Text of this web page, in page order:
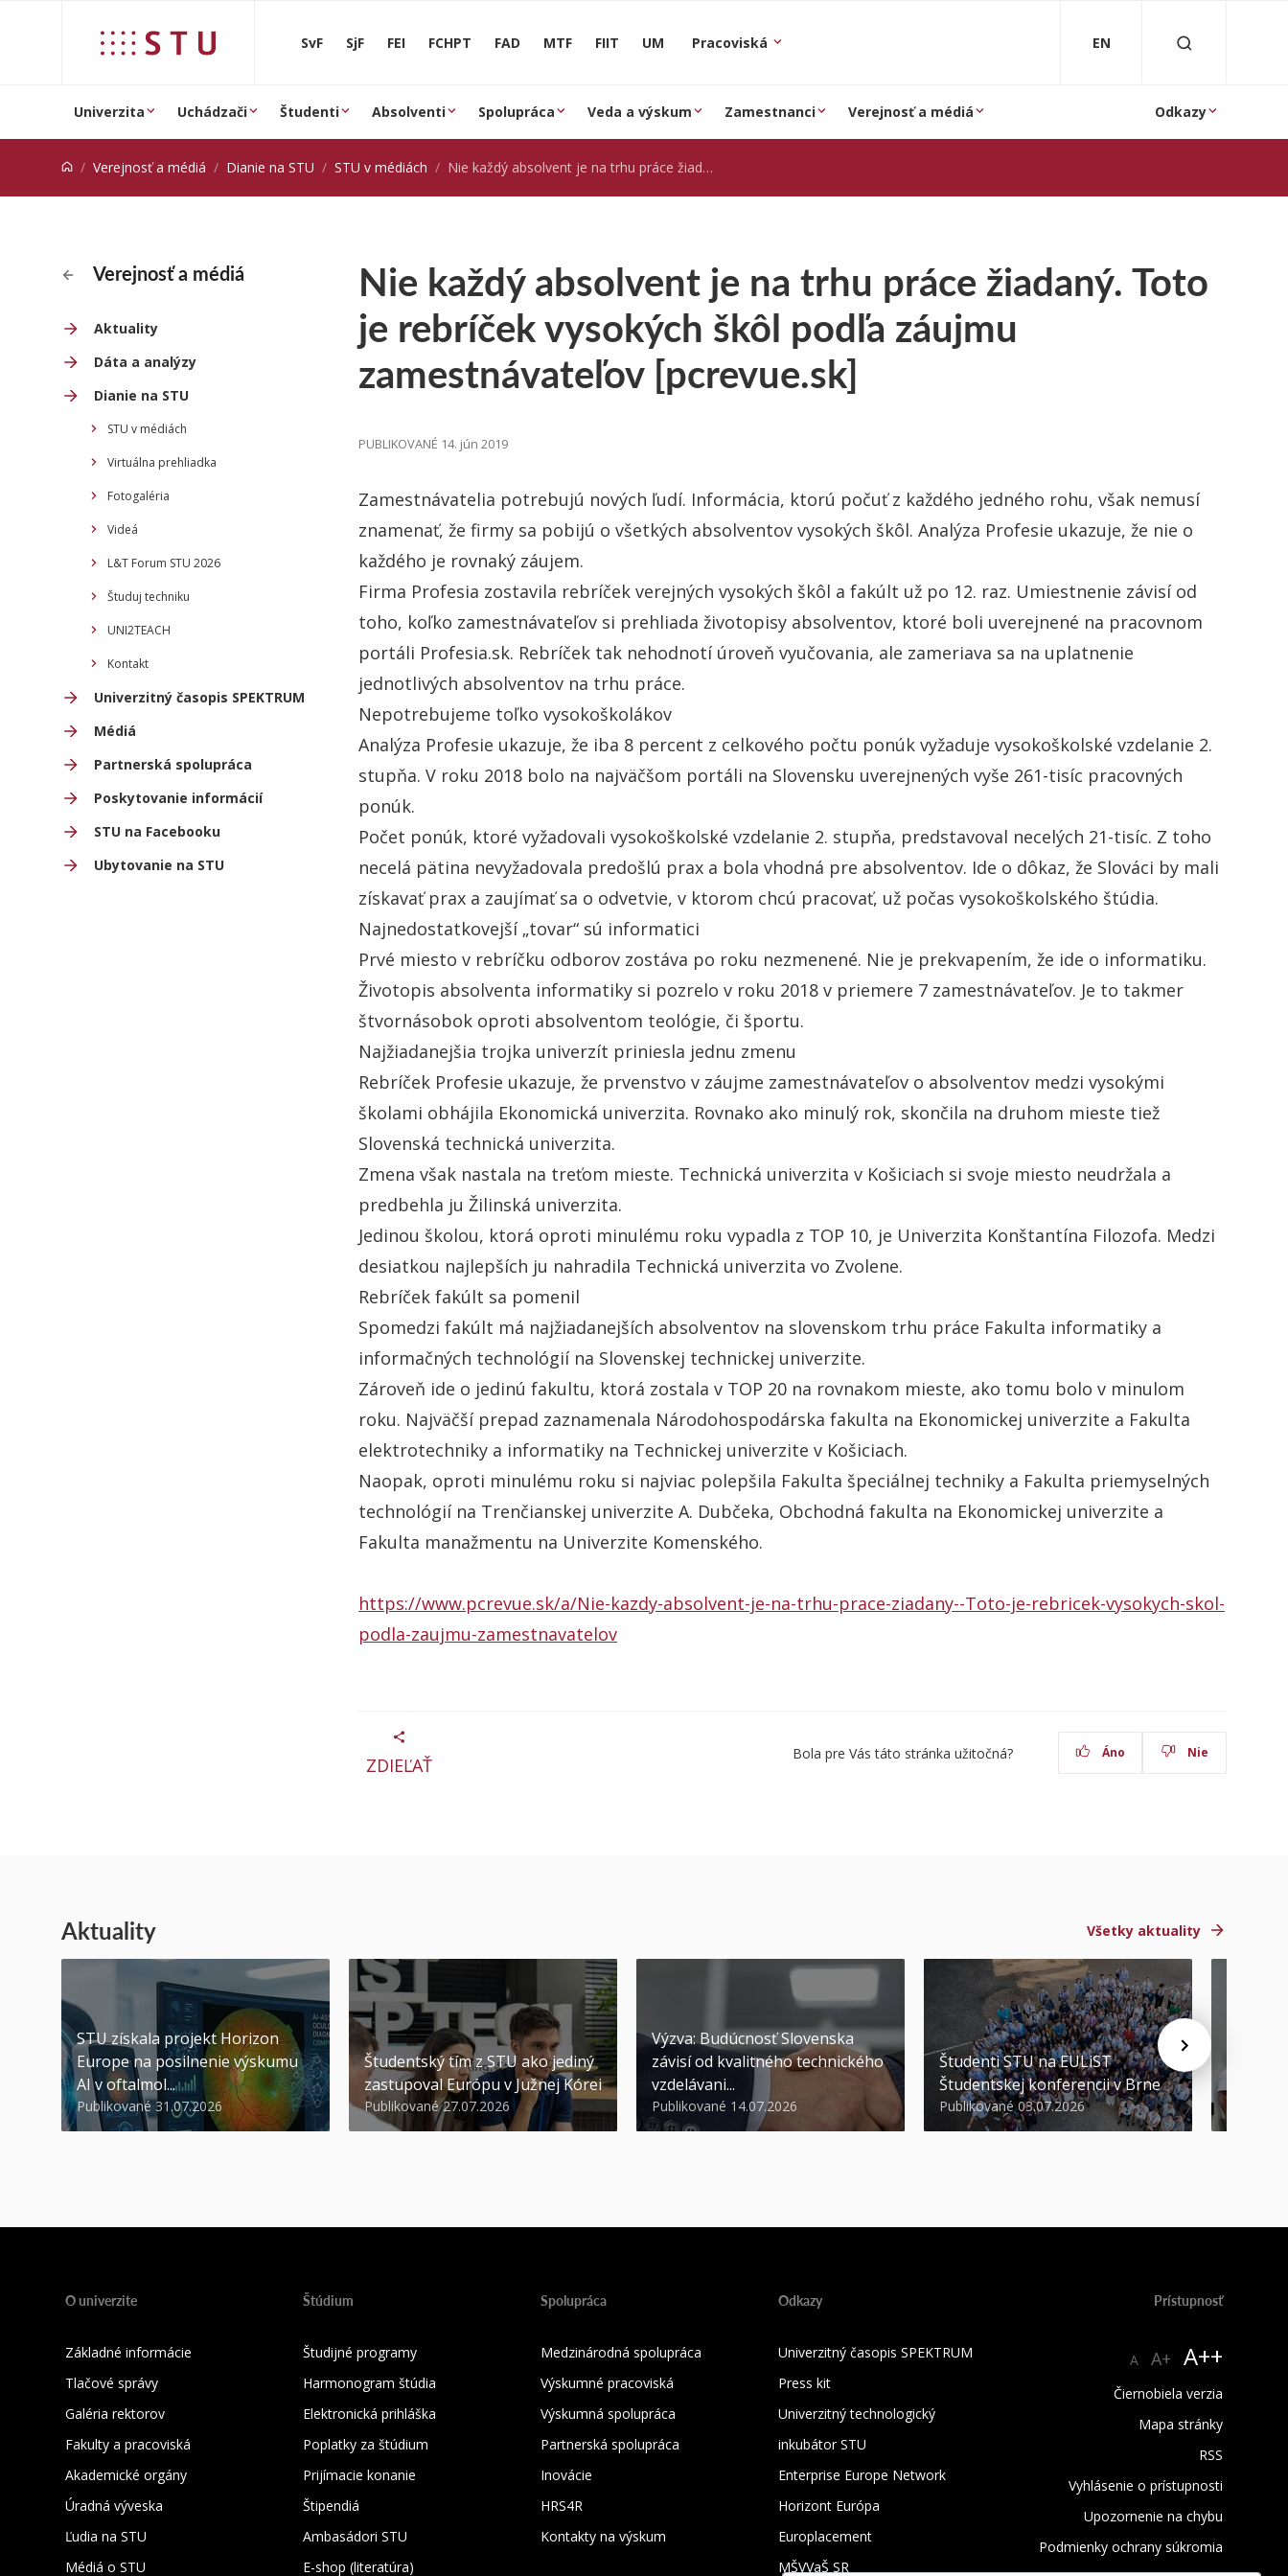
SvF SjF FEI FCHPT FAD MTF FIIT UM Pracoviská EN
Univerzita Uchádzači Študenti Absolventi Spolupráca Veda a výskum Zamestnanci Verejnosť a médiá Odkazy
Verejnosť a médiá Dianie na STU STU v médiách Nie každý absolvent je na trhu práce žiadaný. Toto je rebríček vysokých škôl podľa záujmu zamestnávateľov [pcrevue.sk]
Verejnosť a médiá
Aktuality
Dáta a analýzy
Dianie na STU
STU v médiách
Virtuálna prehliadka
Fotogaléria
Videá
L&T Forum STU 2026
Študuj techniku
UNI2TEACH
Kontakt
Univerzitný časopis SPEKTRUM
Médiá
Partnerská spolupráca
Poskytovanie informácií
STU na Facebooku
Ubytovanie na STU
Nie každý absolvent je na trhu práce žiadaný. Toto
je rebríček vysokých škôl podľa záujmu
zamestnávateľov [pcrevue.sk]
PUBLIKOVANÉ 14. jún 2019
Zamestnávatelia potrebujú nových ľudí. Informácia, ktorú počuť z každého jedného rohu, však nemusí
znamenať, že firmy sa pobijú o všetkých absolventov vysokých škôl. Analýza Profesie ukazuje, že nie o
každého je rovnaký záujem.
Firma Profesia zostavila rebríček verejných vysokých škôl a fakúlt už po 12. raz. Umiestnenie závisí od
toho, koľko zamestnávateľov si prehliada životopisy absolventov, ktoré boli uverejnené na pracovnom
portáli Profesia.sk. Rebríček tak nehodnotí úroveň vyučovania, ale zameriava sa na uplatnenie
jednotlivých absolventov na trhu práce.
Nepotrebujeme toľko vysokoškolákov
Analýza Profesie ukazuje, že iba 8 percent z celkového počtu ponúk vyžaduje vysokoškolské vzdelanie 2.
stupňa. V roku 2018 bolo na najväčšom portáli na Slovensku uverejnených vyše 261-tisíc pracovných
ponúk.
Počet ponúk, ktoré vyžadovali vysokoškolské vzdelanie 2. stupňa, predstavoval necelých 21-tisíc. Z toho
necelá pätina nevyžadovala predošlú prax a bola vhodná pre absolventov. Ide o dôkaz, že Slováci by mali
získavať prax a zaujímať sa o odvetvie, v ktorom chcú pracovať, už počas vysokoškolského štúdia.
Najnedostatkovejší „tovar“ sú informatici
Prvé miesto v rebríčku odborov zostáva po roku nezmenené. Nie je prekvapením, že ide o informatiku.
Životopis absolventa informatiky si pozrelo v roku 2018 v priemere 7 zamestnávateľov. Je to takmer
štvornásobok oproti absolventom teológie, či športu.
Najžiadanejšia trojka univerzít priniesla jednu zmenu
Rebríček Profesie ukazuje, že prvenstvo v záujme zamestnávateľov o absolventov medzi vysokými
školami obhájila Ekonomická univerzita. Rovnako ako minulý rok, skončila na druhom mieste tiež
Slovenská technická univerzita.
Zmena však nastala na treťom mieste. Technická univerzita v Košiciach si svoje miesto neudržala a
predbehla ju Žilinská univerzita.
Jedinou školou, ktorá oproti minulému roku vypadla z TOP 10, je Univerzita Konštantína Filozofa. Medzi
desiatkou najlepších ju nahradila Technická univerzita vo Zvolene.
Rebríček fakúlt sa pomenil
Spomedzi fakúlt má najžiadanejších absolventov na slovenskom trhu práce Fakulta informatiky a
informačných technológií na Slovenskej technickej univerzite.
Zároveň ide o jedinú fakultu, ktorá zostala v TOP 20 na rovnakom mieste, ako tomu bolo v minulom
roku. Najväčší prepad zaznamenala Národohospodárska fakulta na Ekonomickej univerzite a Fakulta
elektrotechniky a informatiky na Technickej univerzite v Košiciach.
Naopak, oproti minulému roku si najviac polepšila Fakulta špeciálnej techniky a Fakulta priemyselných
technológií na Trenčianskej univerzite A. Dubčeka, Obchodná fakulta na Ekonomickej univerzite a
Fakulta manažmentu na Univerzite Komenského.
https://www.pcrevue.sk/a/Nie-kazdy-absolvent-je-na-trhu-prace-ziadany--Toto-je-rebricek-vysokych-skol-
podla-zaujmu-zamestnavatelov
ZDIEĽAŤ
Bola pre Vás táto stránka užitočná? Áno Nie
Aktuality Všetky aktuality
STU získala projekt Horizon
Europe na posilnenie výskumu
AI v oftalmol...
Publikované 31.07.2026
Študentský tím z STU ako jediný
zastupoval Európu v Južnej Kórei
Publikované 27.07.2026
Výzva: Budúcnosť Slovenska
závisí od kvalitného technického
vzdelávani...
Publikované 14.07.2026
Študenti STU na EULiST
Študentskej konferencii v Brne
Publikované 03.07.2026
O univerzite
Základné informácie
Tlačové správy
Galéria rektorov
Fakulty a pracoviská
Akademické orgány
Úradná výveska
Ľudia na STU
Médiá o STU
Štúdium
Študijné programy
Harmonogram štúdia
Elektronická prihláška
Poplatky za štúdium
Prijímacie konanie
Štipendiá
Ambasádori STU
E-shop (literatúra)
Spolupráca
Medzinárodná spolupráca
Výskumné pracoviská
Výskumná spolupráca
Partnerská spolupráca
Inovácie
HRS4R
Kontakty na výskum
Odkazy
Univerzitný časopis SPEKTRUM
Press kit
Univerzitný technologický
inkubátor STU
Enterprise Europe Network
Horizont Európa
Europlacement
MŠVVaŠ SR
Prístupnosť
A A+ A++
Čiernobiela verzia
Mapa stránky
RSS
Vyhlásenie o prístupnosti
Upozornenie na chybu
Podmienky ochrany súkromia